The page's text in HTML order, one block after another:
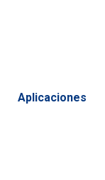
Aplicaciones